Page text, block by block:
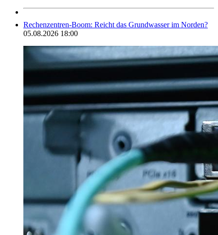
Rechenzentren-Boom: Reicht das Grundwasser im Norden?
05.08.2026 18:00